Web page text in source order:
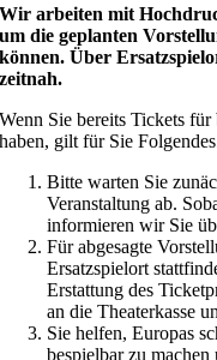
Wir arbeiten mit
um die geplanten
können. Über
zeitnah.
Wenn Sie bereits Tickets
haben, gilt für Sie
Bitte warten Sie
Veranstaltung ab.
informieren wir Sie
Für abgesagte
Ersatzspielort
Erstattung des
an die Theaterkasse
Sie helfen, Europas
bespielbar zu